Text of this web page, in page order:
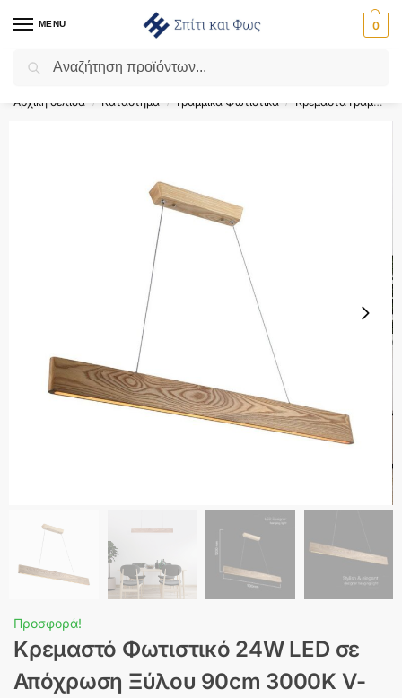
MENU 0
Flash Sale ⚡ 10% Έκπτωση με τον κωδικό ‘SPRING’!
Αρχική σελίδα / Κατάστημα / Γραμμικά Φωτιστικά / Κρεμαστά Γραμμικά Φωτιστικά
Προσφορά!
Κρεμαστό Φωτιστικό 24W LED σε
Απόχρωση Ξύλου 90cm 3000K V-